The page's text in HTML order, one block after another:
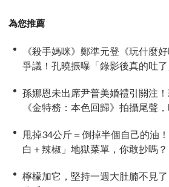
為您推薦
《殺手媽咪》鄭準元登《玩什麼
爭議！孔曉振曝「錄影後真的吐
孫娜恩未出席尹普美婚禮引關注
《金特務：本色回歸》拍攝尾聲，
甩掉34公斤＝倒掉半個自己的油
白＋辣椒」地獄菜單，你敢抄嗎？
檸檬加它，堅持一週大肚腩不見